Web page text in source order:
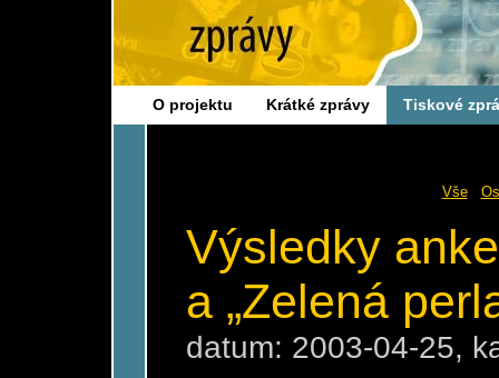
O projektu Krátké zprávy Tiskové
Vše
Výsledky
a „Zelená
datum: 2003-04-25,